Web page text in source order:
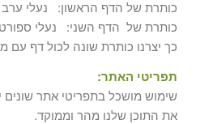
כותרת של הדף הראשון: נעלי ערב
כותרת של הדף השני: נעלי ספורט
כך יצרנו כותרת שונה לכול דף עם
תפריטי האתר:
שימוש מושכל בתפריטי אתר שונים
את התוכן שלנו מהר וממוקד.